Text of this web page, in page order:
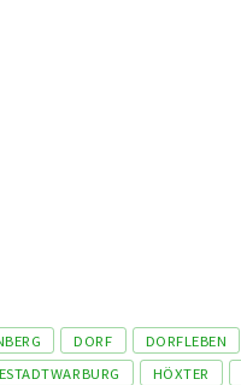
DORF DORFLEBEN
HÖXTER